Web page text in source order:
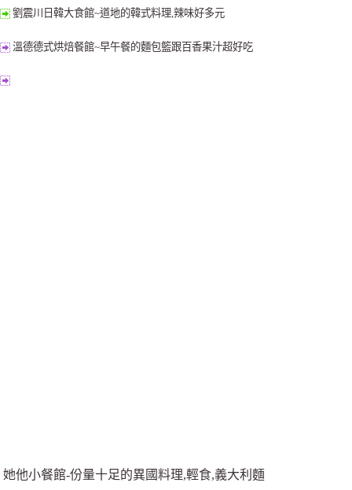
劉震川日韓大食館~道地的韓式料理,辣味好多元
溫德德式烘焙餐館~早午餐的麵包籃跟百香果汁超好吃
她他小餐館-份量十足的異國料理,輕食,義大利麵